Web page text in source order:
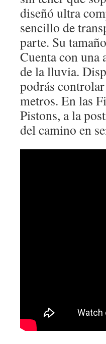
diseñó ultra
sencillo de
parte. Su
Cuenta con una
de la lluvia.
podrás
metros. En las
Pistons, a la
del camino en